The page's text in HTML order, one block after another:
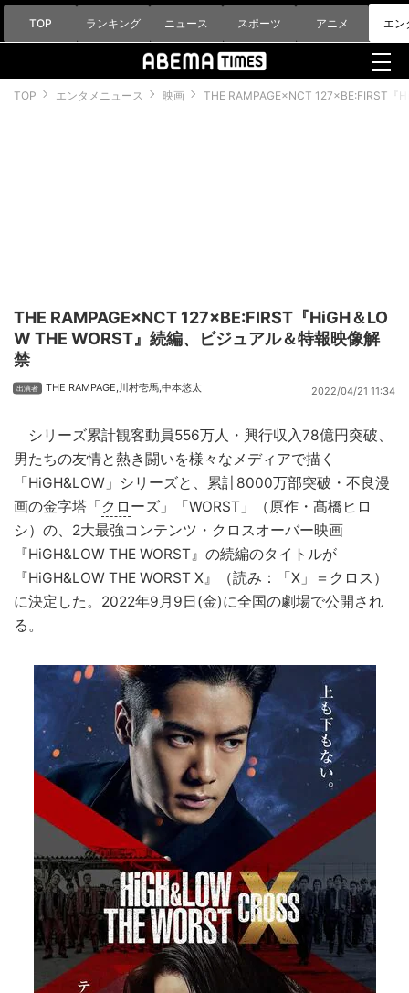
TOP ランキング ニュース スポーツ アニメ エン
TOP エンタメニュース 映画 THE RAMPAGE×NCT 127×BE:FIRST『
THE RAMPAGE×NCT 127×BE:FIRST『HiGH＆LO
W THE WORST』続編、ビジュアル＆特報映像解
禁
THE RAMPAGE, 川村壱馬,中本悠太 2022/04/21 11:34
シリーズ累計観客動員556万人・興行収入78億円突破、
男たちの友情と熱き闘いを様々なメディアで描く
「HiGH&LOW」シリーズと、累計8000万部突破・不良漫
画の金字塔「 クロ ーズ」「WORST」（原作・髙橋ヒロ
シ）の、2大最強コンテンツ・クロスオーバー映画
『HiGH&LOW THE WORST』の続編のタイトルが
『HiGH&LOW THE WORST X』（読み：「X」＝クロス）
に決定した。2022年9月9日(金)に全国の劇場で公開され
る。